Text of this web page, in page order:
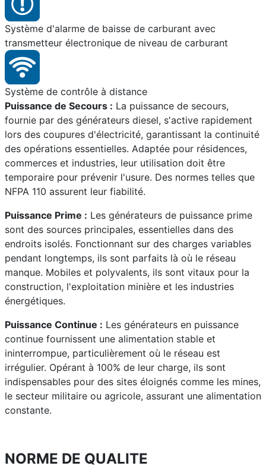
Système d'alarme de baisse de carburant avec
transmetteur électronique de niveau de carburant
Système de contrôle à distance
Puissance de Secours : La puissance de secours,
fournie par des générateurs diesel, s'active rapidement
lors des coupures d'électricité, garantissant la continuité
des opérations essentielles. Adaptée pour résidences,
commerces et industries, leur utilisation doit être
temporaire pour prévenir l'usure. Des normes telles que
NFPA 110 assurent leur fiabilité.
Puissance Prime : Les générateurs de puissance prime
sont des sources principales, essentielles dans des
endroits isolés. Fonctionnant sur des charges variables
pendant longtemps, ils sont parfaits là où le réseau
manque. Mobiles et polyvalents, ils sont vitaux pour la
construction, l'exploitation minière et les industries
énergétiques.
Puissance Continue : Les générateurs en puissance
continue fournissent une alimentation stable et
ininterrompue, particulièrement où le réseau est
irrégulier. Opérant à 100% de leur charge, ils sont
indispensables pour des sites éloignés comme les mines,
le secteur militaire ou agricole, assurant une alimentation
constante.
NORME DE QUALITE